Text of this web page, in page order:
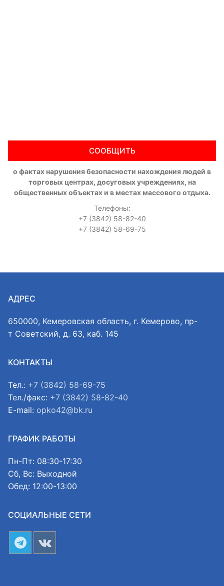
СООБЩИТЬ
о фактах нарушения безопасности нахождения людей в
торговых центрах, досуговых учреждениях, на
общественных объектах и в местах массового отдыха.
Телефоны:
+7 (3842) 58-82-40
+7 (3842) 58-69-75
АДРЕС
650000, Кемеровская область, г. Кемерово, пр-
т Советский, д. 63, каб. 145
КОНТАКТЫ
Тел.: +7 (3842) 58-69-75
Тел./факс: +7 (3842) 58-82-40
E-mail: opko42@bk.ru
ГРАФИК РАБОТЫ
Пн-Пт: 08:30-17:30
Сб, Вс: Выходной
Обед: 12:00-13:00
СОЦИАЛЬНЫЕ СЕТИ